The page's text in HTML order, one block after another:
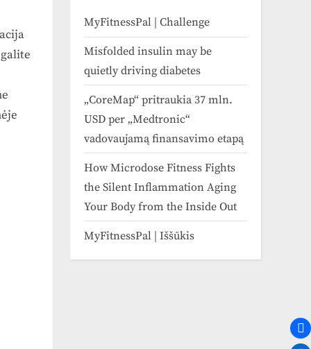
MyFitnessPal | Challenge
Misfolded insulin may be
quietly driving diabetes
„CoreMap“ pritraukia 37 mln.
USD per „Medtronic“
vadovaujamą finansavimo etapą
How Microdose Fitness Fights
the Silent Inflammation Aging
Your Body from the Inside Out
MyFitnessPal | Iššūkis